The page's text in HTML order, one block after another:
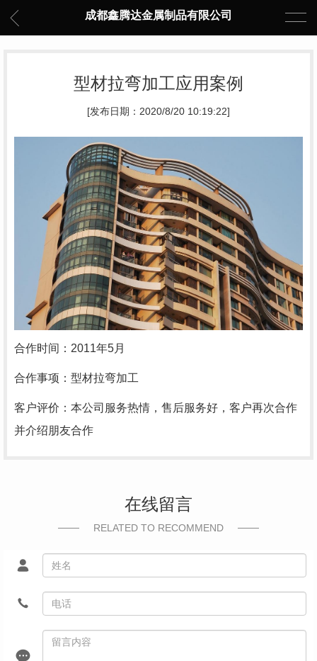
成都鑫腾达金属制品有限公司
型材拉弯加工应用案例
[发布日期：2020/8/20 10:19:22]
合作时间：2011年5月
合作事项：型材拉弯加工
客户评价：本公司服务热情，售后服务好，客户再次合作
并介绍朋友合作
在线留言
RELATED TO RECOMMEND